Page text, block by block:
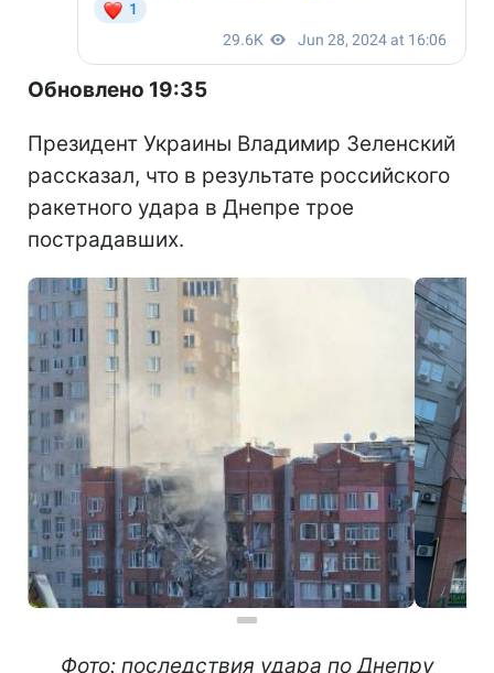
Обновлено 19:35
Президент Украины Владимир Зеленский
рассказал, что в результате российского
ракетного удара в Днепре трое
пострадавших.
Фото: последствия удара по Днепру